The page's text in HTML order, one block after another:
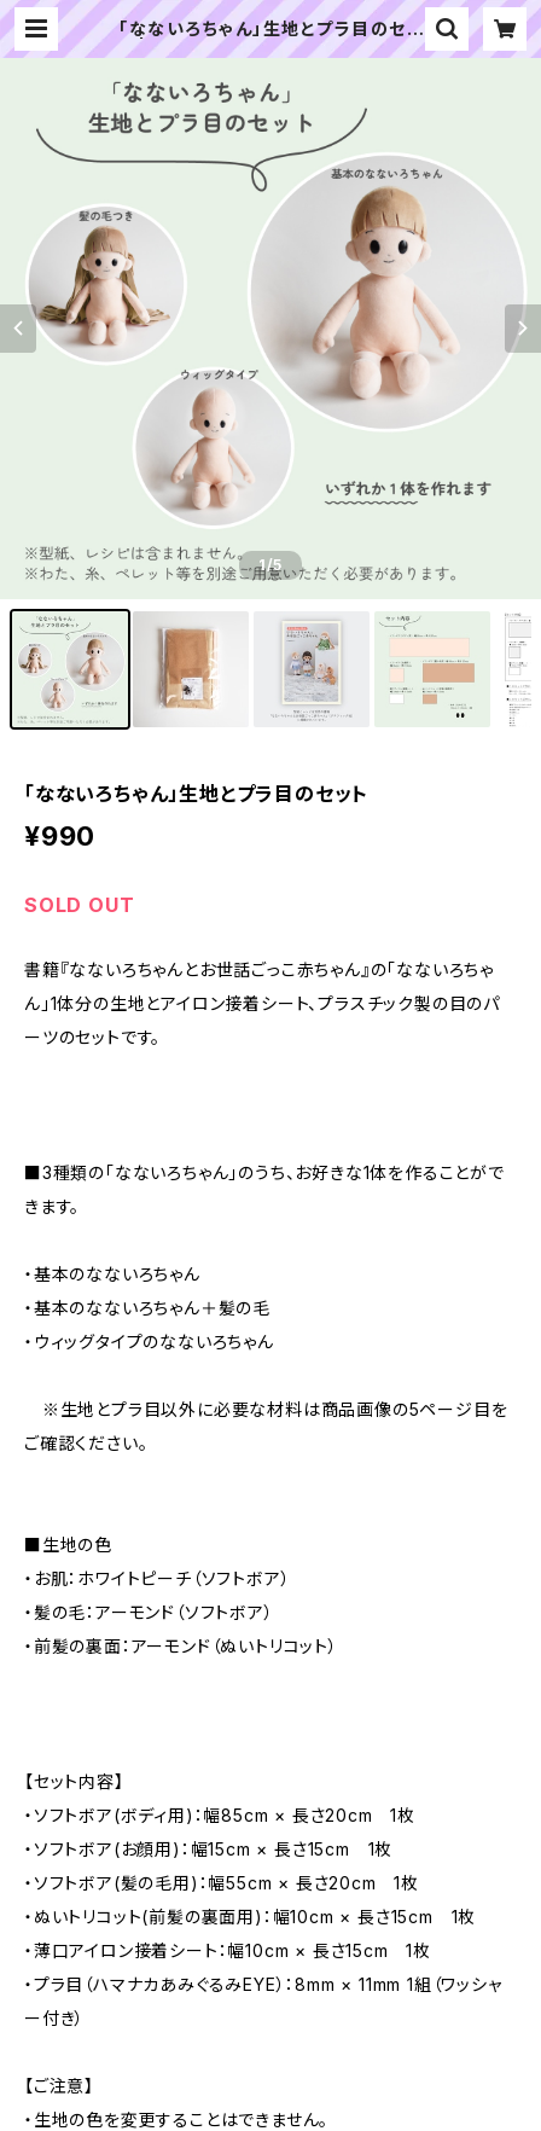
「なないろちゃん」生地とプラ目のセッ
ト | ぬいぐるみの生地やさん｜「ぬい」
1/5
「なないろちゃん」生地とプラ目のセット
¥990
SOLD OUT
書籍『なないろちゃんとお世話ごっこ赤ちゃん』の「なないろちゃ
ん」1体分の生地とアイロン接着シート、プラスチック製の目のパ
ーツのセットです。
■3種類の「なないろちゃん」のうち、お好きな1体を作ることがで
きます。
・基本のなないろちゃん
・基本のなないろちゃん＋髪の毛
・ウィッグタイプのなないろちゃん
※生地とプラ目以外に必要な材料は商品画像の5ページ目を
ご確認ください。
■生地の色
・お肌：ホワイトピーチ（ソフトボア）
・髪の毛：アーモンド（ソフトボア）
・前髪の裏面：アーモンド（ぬいトリコット）
【セット内容】
・ソフトボア(ボディ用)：幅85cm × 長さ20cm 1枚
・ソフトボア(お顔用)：幅15cm × 長さ15cm 1枚
・ソフトボア(髪の毛用)：幅55cm × 長さ20cm 1枚
・ぬいトリコット(前髪の裏面用)：幅10cm × 長さ15cm 1枚
・薄口アイロン接着シート：幅10cm × 長さ15cm 1枚
・プラ目（ハマナカあみぐるみEYE）：8mm × 11mm 1組（ワッシャ
ー付き）
【ご注意】
・生地の色を変更することはできません。